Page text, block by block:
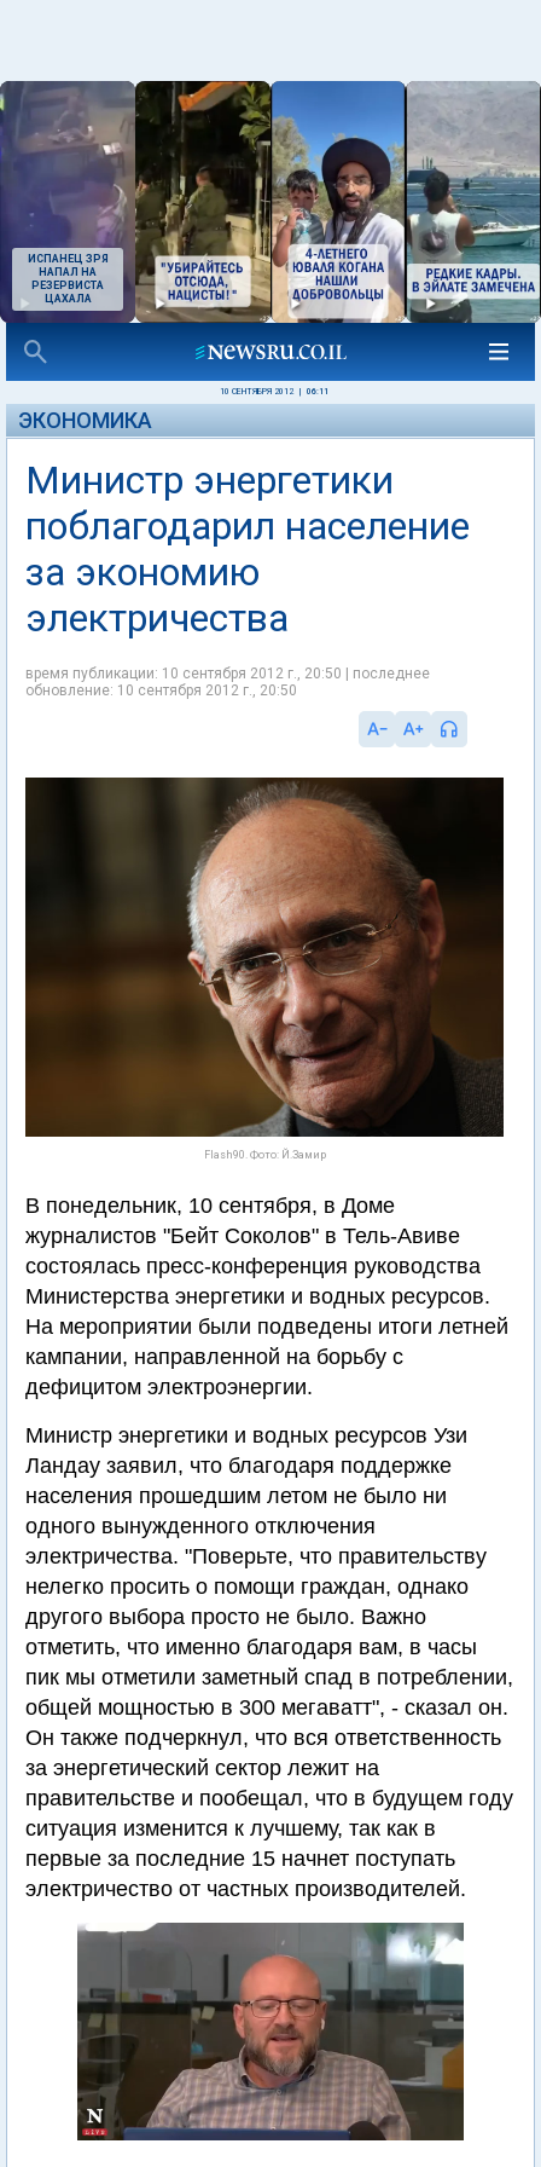
ИСПАНЕЦ ЗРЯ
НАПАЛ НА
РЕЗЕРВИСТА
ЦАХАЛА
10 СЕНТЯБРЯ 2012 06:11
ЭКОНОМИКА
Министр энергетики
поблагодарил население
за экономию
электричества
время публикации: 10 сентября 2012 г., 20:50 | последнее
обновление: 10 сентября 2012 г., 20:50
Flash90. Фото: Й.Замир
В понедельник, 10 сентября, в Доме
журналистов "Бейт Соколов" в Тель-Авиве
состоялась пресс-конференция руководства
Министерства энергетики и водных ресурсов.
На мероприятии были подведены итоги летней
кампании, направленной на борьбу с
дефицитом электроэнергии.
Министр энергетики и водных ресурсов Узи
Ландау заявил, что благодаря поддержке
населения прошедшим летом не было ни
одного вынужденного отключения
электричества. "Поверьте, что правительству
нелегко просить о помощи граждан, однако
другого выбора просто не было. Важно
отметить, что именно благодаря вам, в часы
пик мы отметили заметный спад в потреблении,
общей мощностью в 300 мегаватт", - сказал он.
Он также подчеркнул, что вся ответственность
за энергетический сектор лежит на
правительстве и пообещал, что в будущем году
ситуация изменится к лучшему, так как в
первые за последние 15 начнет поступать
электричество от частных производителей.